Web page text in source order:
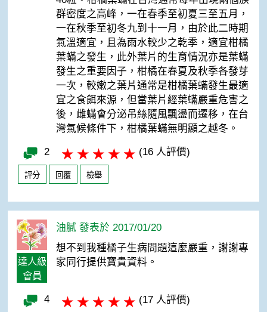
群密度之高峰，一在春季至初夏三至五月，
一在秋季至初冬九到十一月，由於此二時期
氣溫適宜，且為雨水較少之乾季，適宜柑橘
葉蟎之發生，此外葉片的生育情況亦是葉蟎
發生之重要因子，柑橘在春夏及秋季各發芽
一次，較嫩之葉片通常是柑橘葉蟎發生最適
宜之食餌來源，但當葉片經葉蟎嚴重危害之
後，雌蟎會分泌吊絲隨風飄盪而遷移，在台
灣氣候條件下，柑橘葉蟎無明顯之越冬。
2 (16 人評價)
評分 回覆 檢舉
達人級
會員
油膩 發表於 2017/01/20
想不到我種橘子生病問題這麼嚴重，謝謝專
家同行提供寶貴資料。
4 (17 人評價)